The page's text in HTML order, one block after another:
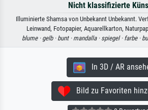
Nicht klassifizierte
Illuminierte Shamsa von Unbekannt Unbekannt.
Leinwand, Fotopapier, Aquarellkarton,
blume · gelb · bunt · mandalla · spiegel · farbe ·
In 3D / AR
Bild zu Favoriten